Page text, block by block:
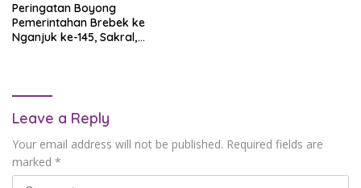
Peringatan Boyong
Pemerintahan Brebek ke
Nganjuk ke-145, Sakral,
Leave a Reply
Your email address will not be published. Required fields are
marked *